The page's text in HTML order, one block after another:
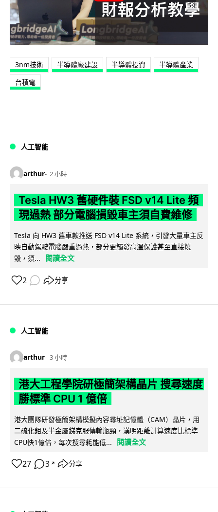
3nm技術 半導體廠建設 半導體投資
半導體產業
台積電
人工智能
arthur 2 小時
Tesla HW3 舊硬件裝 FSD v14 Lite 頻
現過熱 部分電腦損毀車主須自費維修
Tesla 向 HW3 舊車款推送 FSD v14 Lite 系統，引發大量車主反
映自動駕駛電腦嚴重過熱，部分更觸發高溫保護甚至直接燒
毀，須...
閱讀全文
2 分享
人工智能
arthur 3 小時
港大工程學院研極簡架構晶片 搜尋速度
勝標準 CPU 1 億倍
港大團隊研發極簡架構模擬內容尋址記憶體（CAM）晶片，用
二硫化鉬及半金屬銻克服傳輸瓶頸，漢明距離計算速度比標準
CPU快1億倍，每次搜尋耗能低...
閱讀全文
27 3 ↗ 分享